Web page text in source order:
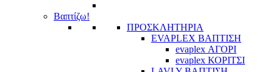
Βαπτίζω!
ΠΡΟΣΚΛΗΤΗΡΙΑ
EVAPLEX ΒΑΠΤΙΣΗ
evaplex ΑΓΟΡΙ
evaplex ΚΟΡΙΤΣΙ